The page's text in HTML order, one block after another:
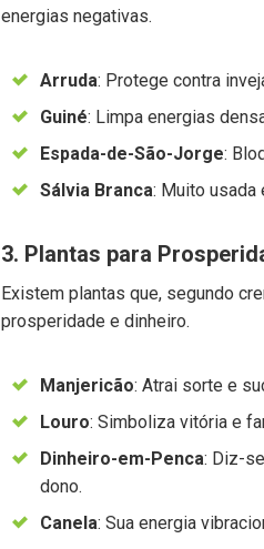
energias negativas.
Arruda: Protege contra
Guiné: Limpa energias
Espada-de-São-Jorge:
Sálvia Branca: Muito usada
3. Plantas para
Existem plantas que, segundo
prosperidade e dinheiro.
Manjericão: Atrai sorte e
Louro: Simboliza vitória e
Dinheiro-em-Penca: Diz-
dono.
Canela: Sua energia